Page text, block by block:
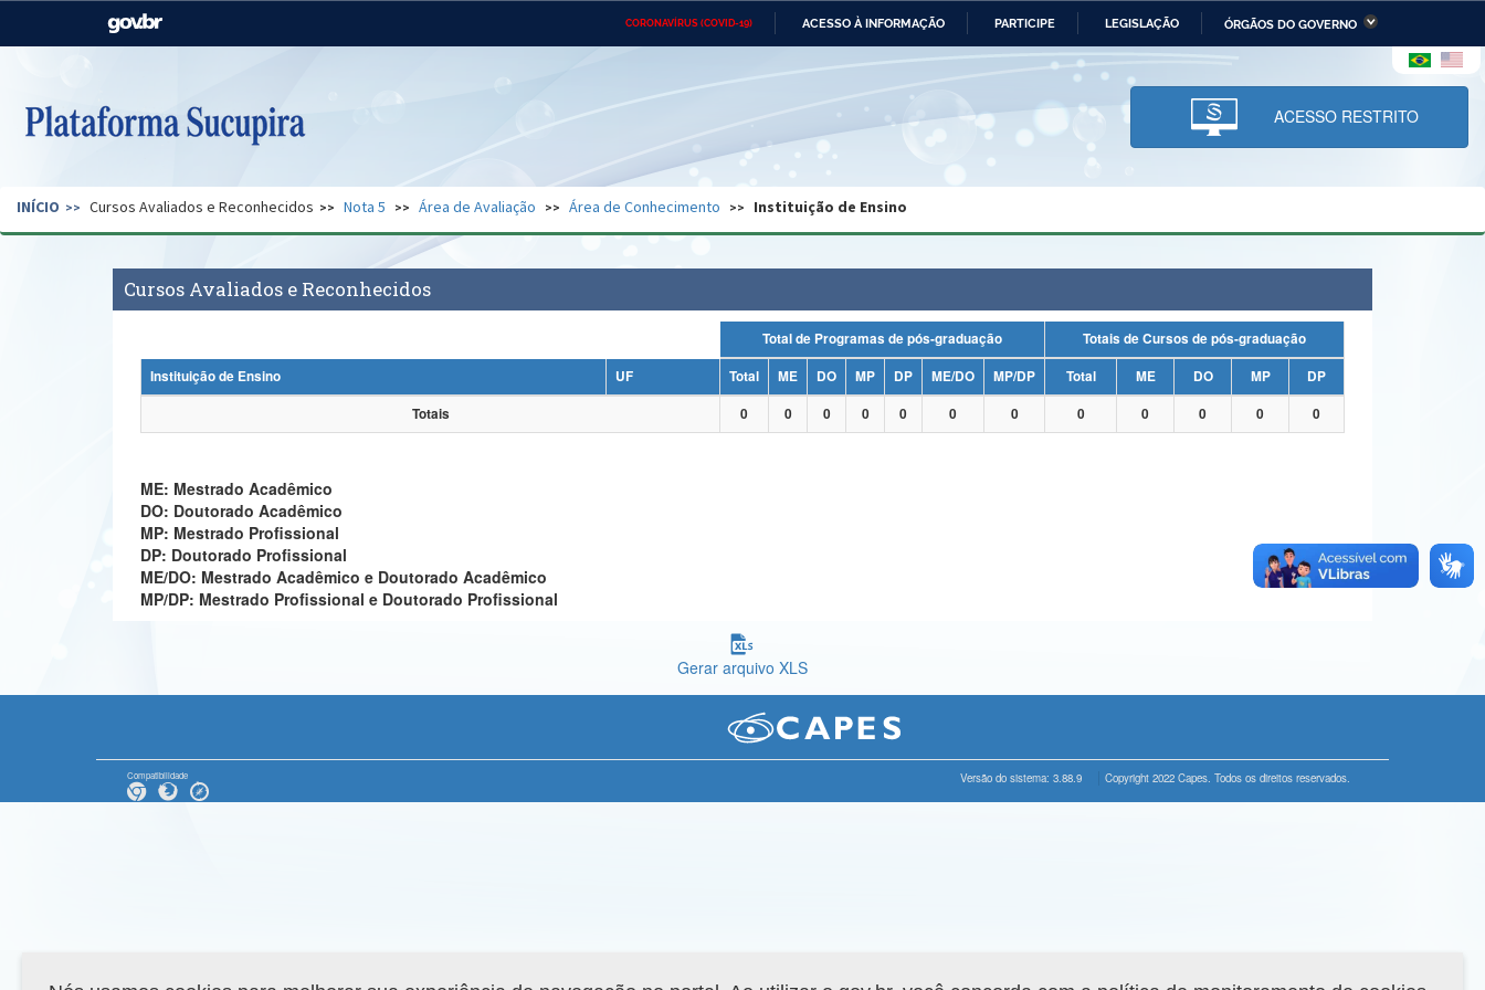
CORONAVÍRUS (COVID-19) ACESSO À INFORMAÇÃO PARTICIPE LEGISLAÇÃO ÓRGÃOS DO GOVERNO
Casa Civil Ministério das Relações Ministério da Economia Ministério da Infraestrutura
Pecuária e Abastecimento
Ministério da Ciência,
Tecnologia, Inovações e
Comunicações
Ministério do Desenvolvimento
Regional e dos Direitos Humanos
Secretaria de Governo Gabinete de Segurança Advocacia-Geral da União Banco Central do Brasil Planalto
ACESSO RESTRITO
INÍCIO Cursos Avaliados e Reconhecidos Nota 5 Área de Avaliação Área de Conhecimento Instituição de Ensino
Cursos Avaliados e Reconhecidos
Total de Programas de pós-graduação
Totais de Cursos de pós-graduação
Instituição de Ensino
UF Total ME DO MP DP ME/DO MP/DP Total ME DO MP
DP
Totais
0 0 0 0 0 0 0 0 0 0 0 0
ME: Mestrado Acadêmico
DO: Doutorado Acadêmico
MP: Mestrado Profissional
DP: Doutorado Profissional
ME/DO: Mestrado Acadêmico e Doutorado Acadêmico
MP/DP: Mestrado Profissional e Doutorado Profissional
Gerar arquivo XLS
Compatibilidade Versão do sistema: 3.88.9 Copyright 2022 Capes. Todos os direitos reservados.